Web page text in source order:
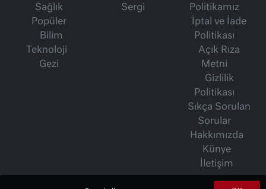
Sağlık
Popüler
Bilim
Teknoloji
Gezi
Sergi
Politikamız
İptal ve İade
Politikası
Açık Rıza
Metni
Gizlilik
Politikası
Sıkça Sorulan
Sorular
Hakkımızda
Künye
İletişim